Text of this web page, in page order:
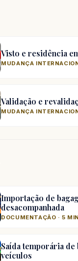
Visto e residência
MUDANÇA
Validação e
MUDANÇA
Importação de
desacompanhada
DOCUMENTAÇÃO · 5 MIN
Saída temporária de
veículos